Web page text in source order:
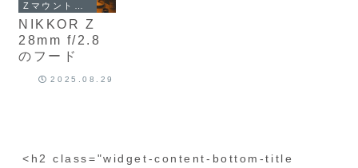
NIKKOR Z
28mm f/2.8
のフード
2025.08.29
<h2 class="widget-content-bottom-title